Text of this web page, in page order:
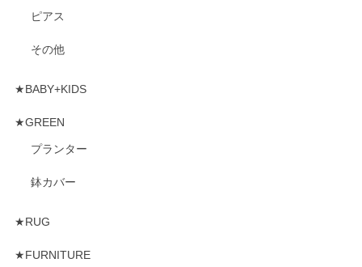
ピアス
その他
★BABY+KIDS
★GREEN
プランター
鉢カバー
★RUG
★FURNITURE